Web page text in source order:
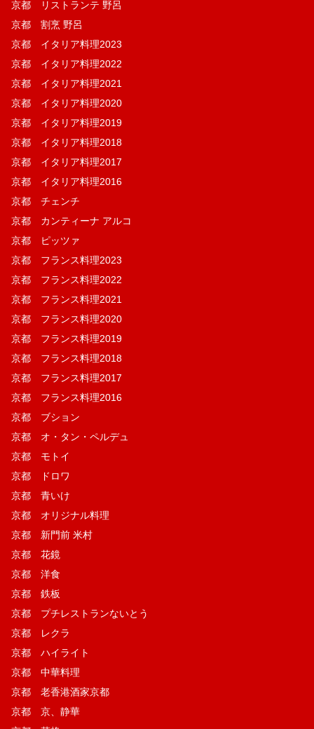
京都 リストランテ 野呂
京都 割烹 野呂
京都 イタリア料理2023
京都 イタリア料理2022
京都 イタリア料理2021
京都 イタリア料理2020
京都 イタリア料理2019
京都 イタリア料理2018
京都 イタリア料理2017
京都 イタリア料理2016
京都 チェンチ
京都 カンティーナ アルコ
京都 ピッツァ
京都 フランス料理2023
京都 フランス料理2022
京都 フランス料理2021
京都 フランス料理2020
京都 フランス料理2019
京都 フランス料理2018
京都 フランス料理2017
京都 フランス料理2016
京都 ブション
京都 オ・タン・ペルデュ
京都 モトイ
京都 ドロワ
京都 青いけ
京都 オリジナル料理
京都 新門前 米村
京都 花鏡
京都 洋食
京都 鉄板
京都 プチレストランないとう
京都 レクラ
京都 ハイライト
京都 中華料理
京都 老香港酒家京都
京都 京、静華